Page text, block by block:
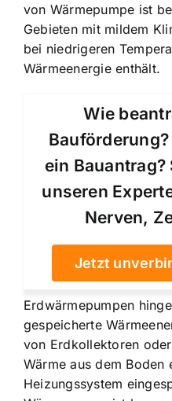
von Wärmepumpe ist
Gebieten mit mildem
bei niedrigeren
Wärmeenergie enthält.
Wie
ein
unseren
Nerven,
Jetzt
Erdwärmepumpen
gespeicherte
von Erdkollektoren
Wärme aus dem Boden
Heizungssystem